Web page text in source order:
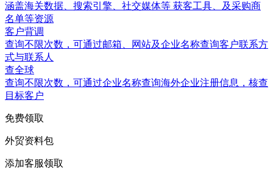
涵盖海关数据 、搜索引擎、社交媒体等 获客工具、及采购商
名单等资源
客户背调
查询不限次数 ，可通过邮箱、网站及企业名称查询客户联系方
式与联系人
查全球
查询不限次数 ，可通过企业名称查询海外企业注册信息，核查
目标客户
免费领取
外贸资料包
添加客服领取